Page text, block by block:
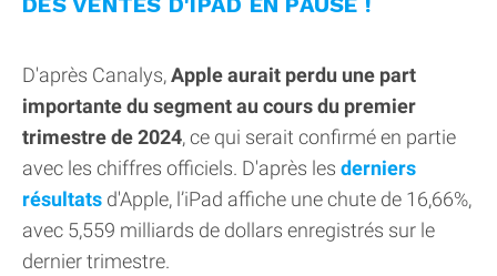
D'après Canalys,Apple aurait perdu une part
importante du segment au cours du premier
trimestre de 2024, ce qui serait confirmé en partie
avec les chiffres officiels. D'après les derniers
résultats d'Apple, l’iPad affiche une chute de 16,66%,
avec 5,559 milliards de dollars enregistrés sur le
dernier trimestre.